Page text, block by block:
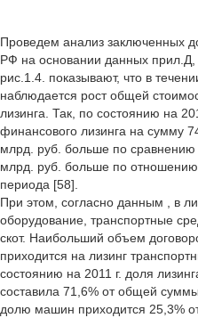
Проведем анализ заключенных
РФ на основании данных прил.Д,
рис.1.4. показывают, что в
наблюдается рост общей
лизинга. Так, по состоянию на
финансового лизинга на сумму
млрд. руб. больше по сравнению
млрд. руб. больше по отношению
периода [58].
При этом, согласно данным , в
оборудование, транспортные
скот. Наибольший объем
приходится на лизинг
состоянию на 2011 г. доля
составила 71,6% от общей
долю машин приходится 25,3%